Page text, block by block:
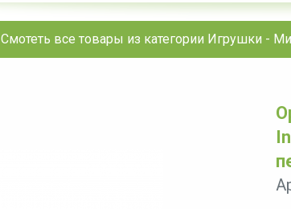
Смотеть все товары из категории Игрушки -